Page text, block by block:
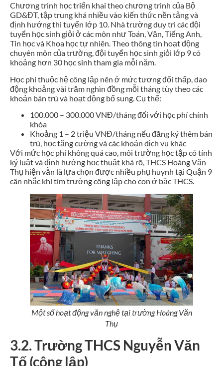
Chương trình học triển khai theo chương trình của Bộ
GD&ĐT, tập trung khá nhiều vào kiến thức nền tảng và
định hướng thi tuyển lớp 10. Nhà trường duy trì các đội
tuyển học sinh giỏi ở các môn như Toán, Văn, Tiếng Anh,
Tin học và Khoa học tự nhiên. Theo thông tin hoạt động
chuyên môn của trường, đội tuyển học sinh giỏi lớp 9 có
khoảng hơn 30 học sinh tham gia mỗi năm.
Học phí thuộc hệ công lập nên ở mức tương đối thấp, dao
động khoảng vài trăm nghìn đồng mỗi tháng tùy theo các
khoản bán trú và hoạt động bổ sung. Cụ thể:
100.000 – 300.000 VNĐ/tháng đối với học phí chính
khóa
Khoảng 1 – 2 triệu VNĐ/tháng nếu đăng ký thêm bán
trú, học tăng cường và các khoản dịch vụ khác
Với mức học phí không quá cao, môi trường học tập có tính
kỷ luật và định hướng học thuật khá rõ, THCS Hoàng Văn
Thụ hiện vẫn là lựa chọn được nhiều phụ huynh tại Quận 9
cân nhắc khi tìm trường công lập cho con ở bậc THCS.
Một số hoạt động văn nghệ tại trường Hoàng Văn
Thụ
3.2. Trường THCS Nguyễn Văn
Tố (công lập)